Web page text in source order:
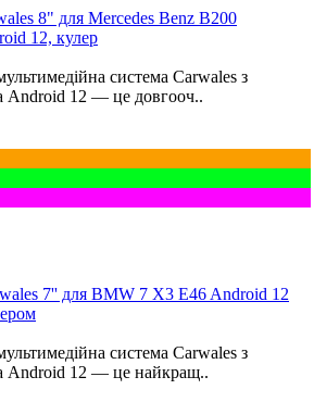
8" для Mercedes Benz B200
12, кулер
система Carwales з
Android 12 — це довгооч..
7'' для BMW 7 X3 E46 Android 12
система Carwales з
Android 12 — це найкращ..